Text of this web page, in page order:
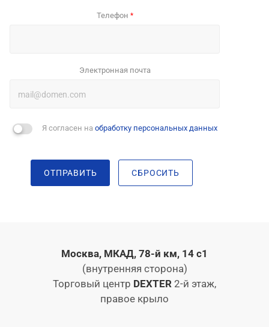
Телефон *
Электронная почта
Я согласен на обработку персональных данных
ОТПРАВИТЬ СБРОСИТЬ
Москва, МКАД, 78-й км, 14 с1
(внутренняя сторона)
Торговый центр DEXTER 2-й этаж,
правое крыло